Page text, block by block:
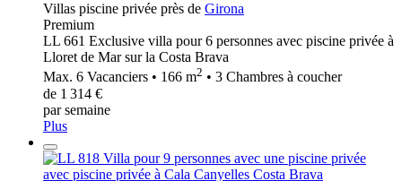
Villas piscine privée près de Girona
Premium
LL 661 Exclusive villa pour 6 personnes avec piscine privée à
Lloret de Mar sur la Costa Brava
Max. 6 Vacanciers • 166 m2 • 3 Chambres à coucher
de 1 314 €
par semaine
Plus